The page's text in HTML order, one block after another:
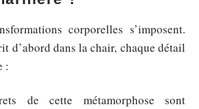
corporelles s’imposent.
d’abord dans la chair, chaque détail
:
de cette métamorphose sont